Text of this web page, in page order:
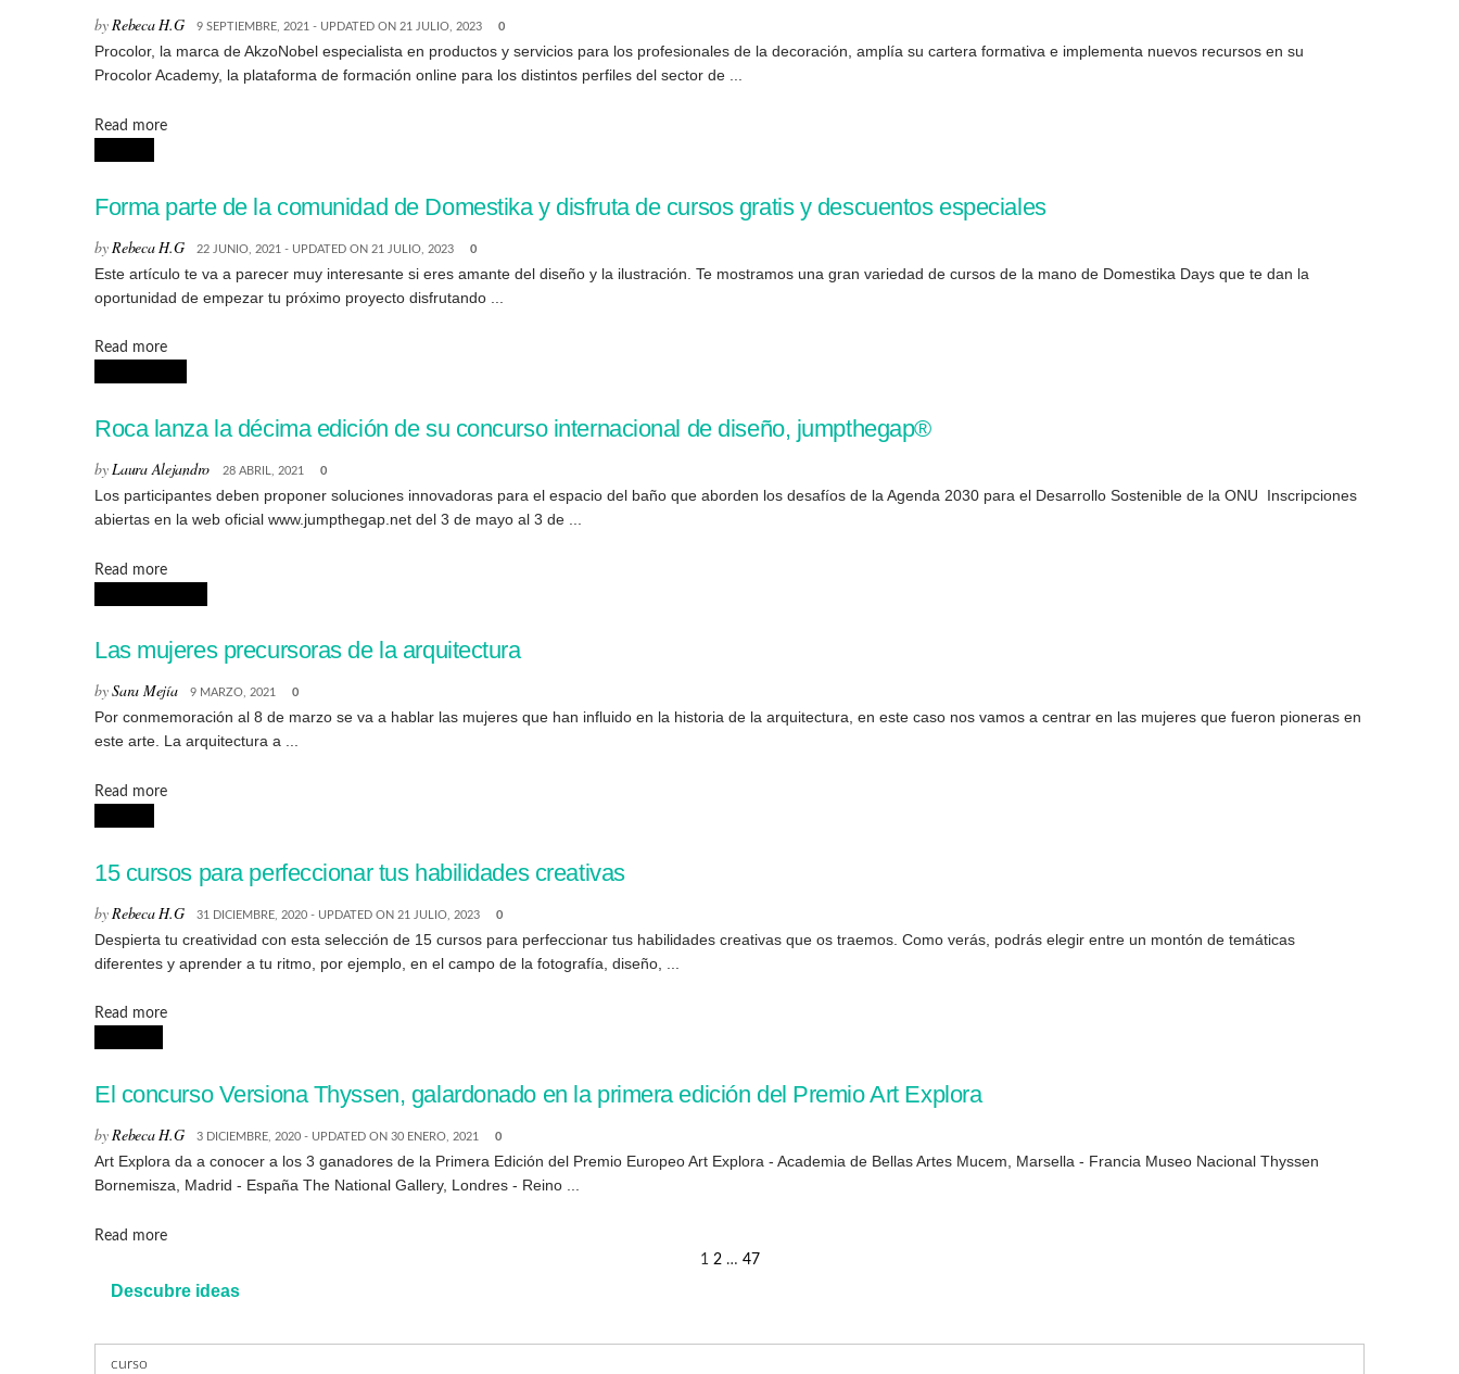
byRebeca H.G 9 SEPTIEMBRE, 2021 - UPDATED ON 21 JULIO, 2023 0
Procolor, la marca de AkzoNobel especialista en productos y servicios para los profesionales de la decoración, amplía su cartera formativa e implementa nuevos recursos en su
Procolor Academy, la plataforma de formación online para los distintos perfiles del sector de ...
Read moreDetails
Forma parte de la comunidad de Domestika y disfruta de cursos gratis y descuentos especiales
by Rebeca H.G 22 JUNIO, 2021 - UPDATED ON 21 JULIO, 2023 0
Este artículo te va a parecer muy interesante si eres amante del diseño y la ilustración. Te mostramos una gran variedad de cursos de la mano de Domestika Days que te dan la
oportunidad de empezar tu próximo proyecto disfrutando ...
Read moreDetails
Roca lanza la décima edición de su concurso internacional de diseño, jumpthegap®
byLaura Alejandro 28 ABRIL, 2021 0
Los participantes deben proponer soluciones innovadoras para el espacio del baño que aborden los desafíos de la Agenda 2030 para el Desarrollo Sostenible de la ONU Inscripciones
abiertas en la web oficial www.jumpthegap.net del 3 de mayo al 3 de ...
Read moreDetails
Las mujeres precursoras de la arquitectura
bySara Mejía 9 MARZO, 2021 0
Por conmemoración al 8 de marzo se va a hablar las mujeres que han influido en la historia de la arquitectura, en este caso nos vamos a centrar en las mujeres que fueron pioneras en
este arte. La arquitectura a ...
Read moreDetails
15 cursos para perfeccionar tus habilidades creativas
by Rebeca H.G 31 DICIEMBRE, 2020 - UPDATED ON 21 JULIO, 2023 0
Despierta tu creatividad con esta selección de 15 cursos para perfeccionar tus habilidades creativas que os traemos. Como verás, podrás elegir entre un montón de temáticas
diferentes y aprender a tu ritmo, por ejemplo, en el campo de la fotografía, diseño, ...
Read moreDetails
El concurso Versiona Thyssen, galardonado en la primera edición del Premio Art Explora
byRebeca H.G 3 DICIEMBRE, 2020 - UPDATED ON 30 ENERO, 2021 0
Art Explora da a conocer a los 3 ganadores de la Primera Edición del Premio Europeo Art Explora - Academia de Bellas Artes Mucem, Marsella - Francia Museo Nacional Thyssen
Bornemisza, Madrid - España The National Gallery, Londres - Reino ...
Read moreDetails
1
2 … 47
Descubre ideas